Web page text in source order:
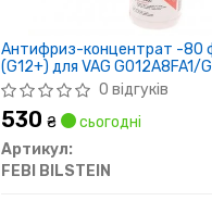
Антифриз-концентрат -80
(G12+) для VAG G012A8FA1/
0 відгуків
530 ₴
сьогодні
Артикул:
FEBI BILSTEIN